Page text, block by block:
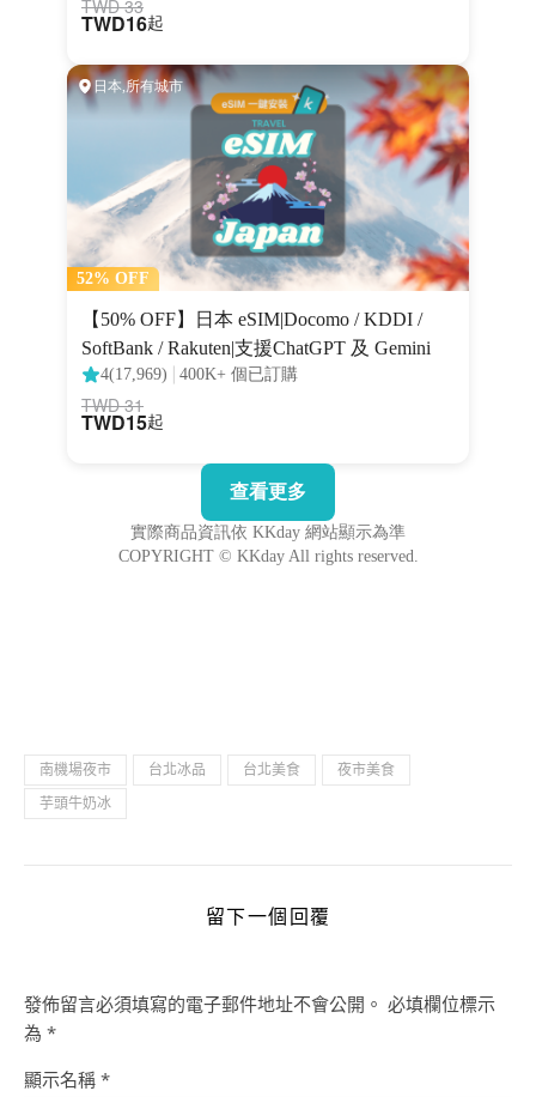
南機場夜市 台北冰品 台北美食
夜市美食
芋頭牛奶冰
留下一個回覆
發佈留言必須填寫的電子郵件地址不會公開。 必填欄位標示
為 *
顯示名稱 *